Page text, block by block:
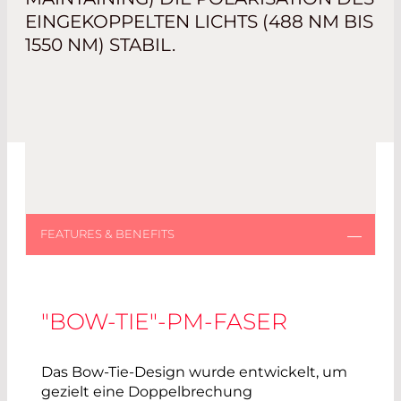
EINGEKOPPELTEN LICHTS (488 NM BIS
1550 NM) STABIL.
"BOW-TIE"-PM-FASER
Das Bow-Tie-Design wurde entwickelt, um
gezielt eine Doppelbrechung